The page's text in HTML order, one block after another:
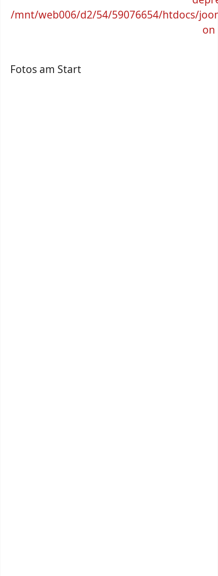
/mnt/web006/d2/54/59076654/htdocs/
on
Fotos am Start